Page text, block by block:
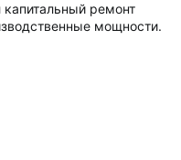
ремонт
мощности.